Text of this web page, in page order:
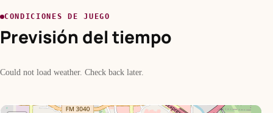
CONDICIONES DE JUEGO
Previsión del tiempo
Could not load weather. Check back later.